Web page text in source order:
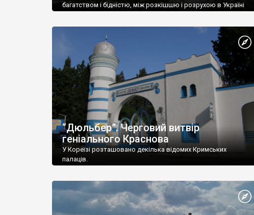
багатством і бідністю, між розкішшю і розрухою в Україні
“Дюльбер”. Черговий витвір
геніального Краснова
У Кореїзі розташовано декілька відомих Кримських
палаців.